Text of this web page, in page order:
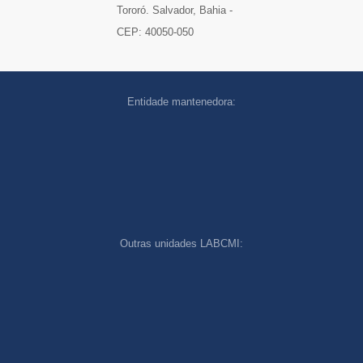
Tororó. Salvador, Bahia -
CEP: 40050-050
Entidade mantenedora:
Outras unidades LABCMI: